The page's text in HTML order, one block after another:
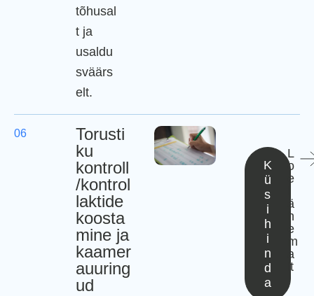
tõhusal
t ja
usaldu
sväärs
elt.
06
Torusti
ku
kontroll
/kontrol
laktide
koosta
mine ja
kaamer
auuring
ud
K
ü
s
i
h
i
n
d
a
L
o
e
ä
h
e
m
a
lt